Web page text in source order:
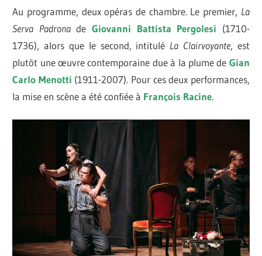
Au programme, deux opéras de chambre. Le premier, La
Serva PadronadeGiovanni Battista Pergolesi (1710-
1736), alors que le second, intitulé La Clairvoyante, est
plutôt une œuvre contemporaine due à la plume de Gian
Carlo Menotti (1911-2007). Pour ces deux performances,
la mise en scène a été confiée à François Racine.